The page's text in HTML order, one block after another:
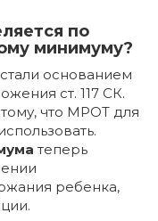
по
минимуму?
основанием
ст. 117 СК.
что МРОТ для
теперь
ребенка,